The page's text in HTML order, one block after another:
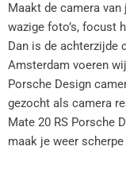
Maakt de camera
wazige foto’s, focust
Dan is de achterzijde
Amsterdam voeren
Porsche Design
gezocht als camera
Mate 20 RS Porsche
maak je weer scherpe